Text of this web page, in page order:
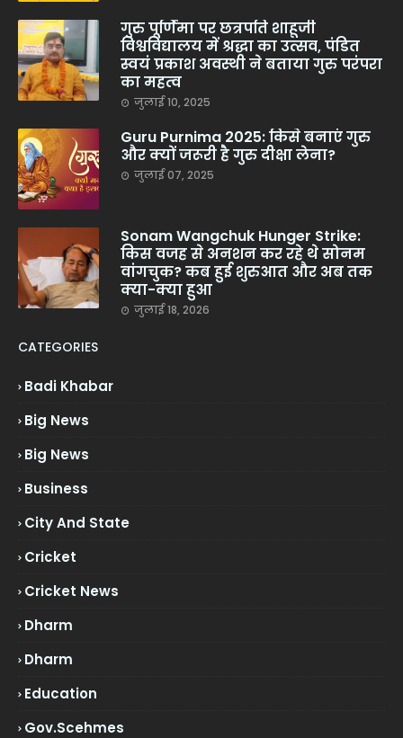
गुरु पूर्णिमा पर छत्रपति शाहूजी
विश्वविद्यालय में श्रद्धा का उत्सव, पंडित
स्वयं प्रकाश अवस्थी ने बताया गुरु परंपरा
का महत्व
जुलाई 10, 2025
Guru Purnima 2025: किसे बनाएं गुरु
और क्यों जरूरी है गुरु दीक्षा लेना?
जुलाई 07, 2025
Sonam Wangchuk Hunger Strike:
किस वजह से अनशन कर रहे थे सोनम
वांगचुक? कब हुई शुरुआत और अब तक
क्या-क्या हुआ
जुलाई 18, 2026
CATEGORIES
Badi Khabar
Big News
Big News
Business
City And State
Cricket
Cricket News
Dharm
Dharm
Education
Gov.scehmes